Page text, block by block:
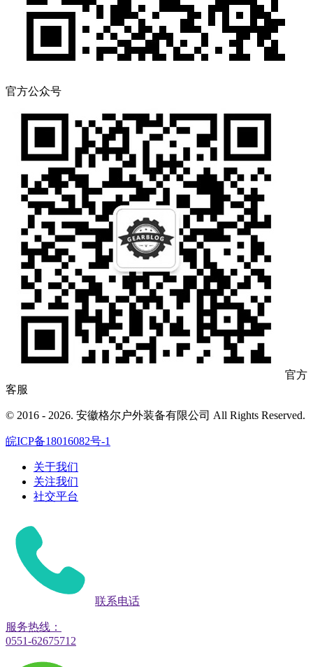
官方公众号
官方
客服
© 2016 - 2026. 安徽格尔户外装备有限公司 All Rights Reserved.
皖ICP备18016082号-1
关于我们
关注我们
社交平台
联系电话
服务热线：
0551-62675712